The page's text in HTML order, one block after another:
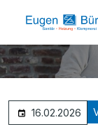
16.02.2026